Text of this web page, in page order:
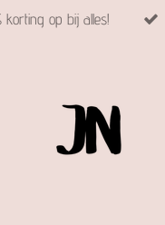
op bij alles!